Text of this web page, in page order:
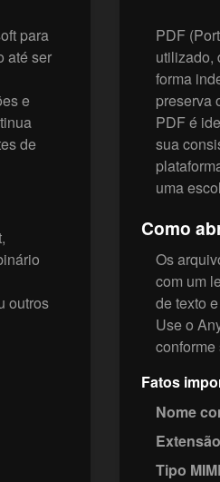
para
até ser
e
de
outros
PDF
utilizado,
forma
preserva
PDF é
sua
uma
Como
Os
com um
de texto
Use o
Fatos
Nome
Tipo